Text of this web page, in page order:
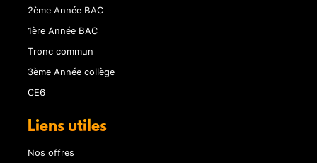
2ème Année BAC
1ère Année BAC
Tronc commun
3ème Année collège
CE6
Liens utiles
Nos offres